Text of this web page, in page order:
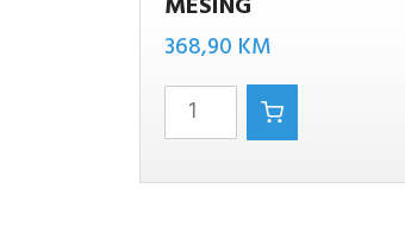
368,90 KM
TAMIL/3
luster
MAT
MESING